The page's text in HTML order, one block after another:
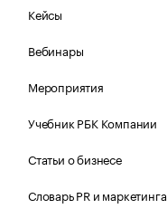
Кейсы
Вебинары
Мероприятия
Учебник РБК Компании
Статьи о бизнесе
Словарь PR и маркетинга